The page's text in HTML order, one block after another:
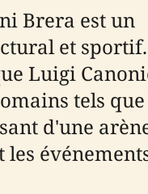
Brera est un
et sportif.
Luigi
tels que
d'une